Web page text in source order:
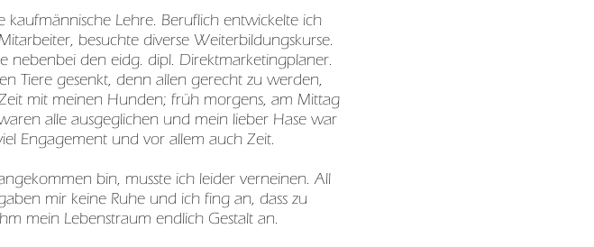
kaufmännische Lehre. Beruflich entwickelte ich
besuchte diverse Weiterbildungskurse.
nebenbei den eidg. dipl. Direktmarketingplaner.
Tiere gesenkt, denn allen gerecht zu werden,
mit meinen Hunden; früh morgens, am Mittag
alle ausgeglichen und mein lieber Hase war
Engagement und vor allem auch Zeit.
bin, musste ich leider verneinen. All
mir keine Ruhe und ich fing an, dass zu
mein Lebenstraum endlich Gestalt an.